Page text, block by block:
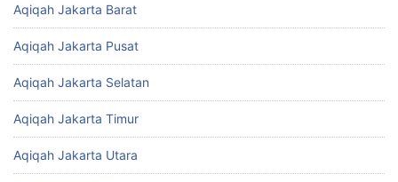
Aqiqah Jakarta Barat
Aqiqah Jakarta Pusat
Aqiqah Jakarta Selatan
Aqiqah Jakarta Timur
Aqiqah Jakarta Utara